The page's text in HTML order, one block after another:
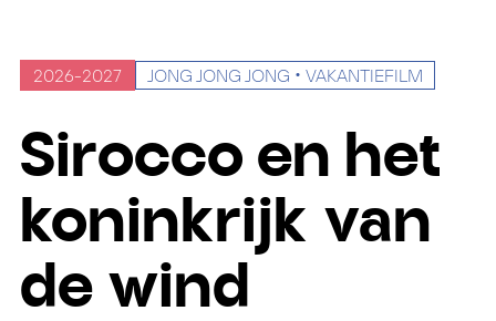
2026-2027 JONG JONG JONG VAKANTIEFILM
Sirocco en het
koninkrijk van
de wind